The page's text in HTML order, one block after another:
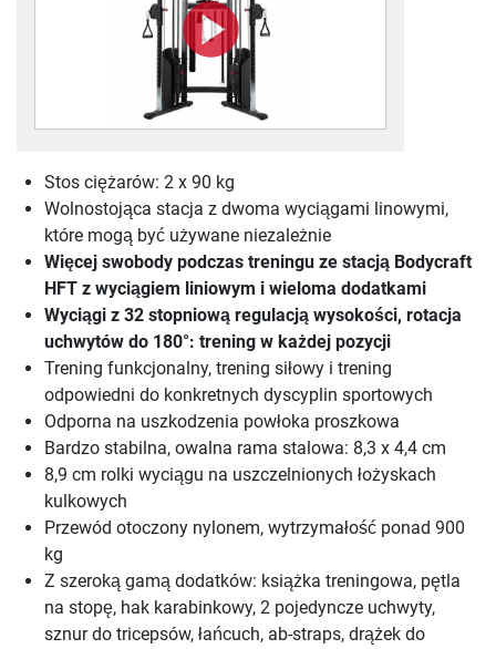
Stos ciężarów: 2 x 90 kg
Wolnostojąca stacja z dwoma wyciągami linowymi,
które mogą być używane niezależnie
Więcej swobody podczas treningu ze stacją Bodycraft
HFT z wyciągiem liniowym i wieloma dodatkami
Wyciągi z 32 stopniową regulacją wysokości, rotacja
uchwytów do 180°: trening w każdej pozycji
Trening funkcjonalny, trening siłowy i trening
odpowiedni do konkretnych dyscyplin sportowych
Odporna na uszkodzenia powłoka proszkowa
Bardzo stabilna, owalna rama stalowa: 8,3 x 4,4 cm
8,9 cm rolki wyciągu na uszczelnionych łożyskach
kulkowych
Przewód otoczony nylonem, wytrzymałość ponad 900
kg
Z szeroką gamą dodatków: książka treningowa, pętla
na stopę, hak karabinkowy, 2 pojedyncze uchwyty,
sznur do tricepsów, łańcuch, ab-straps, drążek do